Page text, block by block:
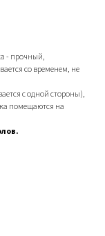
- прочный,
со временем, не
с одной стороны),
помещаются на